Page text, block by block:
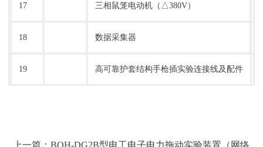
17 三相鼠笼电动机（△380V）
18 数据采集器
19 高可靠护套结构手枪插实验连接线及配件
上一篇：BOH-DG2B型电工电子电力拖动实验装置（网络